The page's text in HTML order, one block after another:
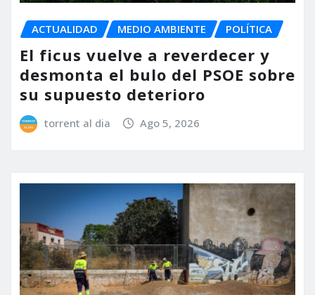
ACTUALIDAD MEDIO AMBIENTE POLÍTICA
El ficus vuelve a reverdecer y
desmonta el bulo del PSOE sobre
su supuesto deterioro
torrent al dia Ago 5, 2026